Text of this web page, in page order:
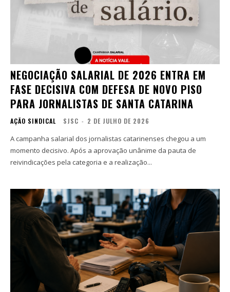
NEGOCIAÇÃO SALARIAL DE 2026 ENTRA EM
FASE DECISIVA COM DEFESA DE NOVO PISO
PARA JORNALISTAS DE SANTA CATARINA
AÇÃO SINDICAL SJSC - 2 DE JULHO DE 2026
A campanha salarial dos jornalistas catarinenses chegou a um
momento decisivo. Após a aprovação unânime da pauta de
reivindicações pela categoria e a realização...